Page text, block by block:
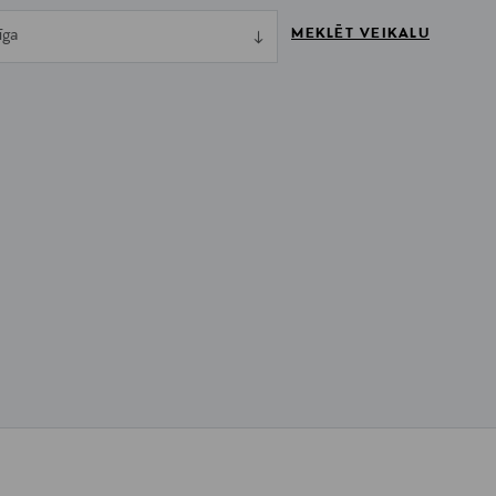
MEKLĒT VEIKALU